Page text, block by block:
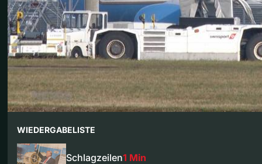
WIEDERGABELISTE
Schlagzeilen1 Min